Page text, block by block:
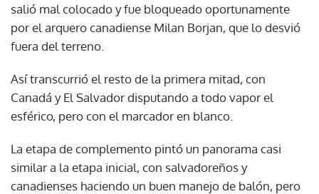
salió mal colocado y fue bloqueado oportunamente
por el arquero canadiense Milan Borjan, que lo desvió
fuera del terreno.
Así transcurrió el resto de la primera mitad, con
Canadá y El Salvador disputando a todo vapor el
esférico, pero con el marcador en blanco.
La etapa de complemento pintó un panorama casi
similar a la etapa inicial, con salvadoreños y
canadienses haciendo un buen manejo de balón, pero